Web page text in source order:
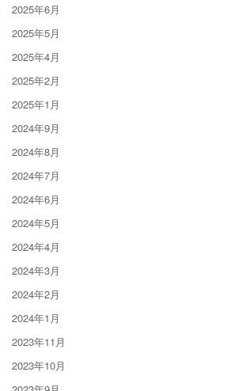
2025年6月
2025年5月
2025年4月
2025年2月
2025年1月
2024年9月
2024年8月
2024年7月
2024年6月
2024年5月
2024年4月
2024年3月
2024年2月
2024年1月
2023年11月
2023年10月